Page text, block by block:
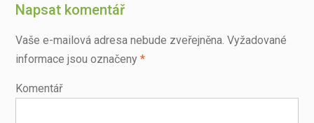
Napsat komentář
Vaše e-mailová adresa nebude zveřejněna. Vyžadované
informace jsou označeny *
Komentář